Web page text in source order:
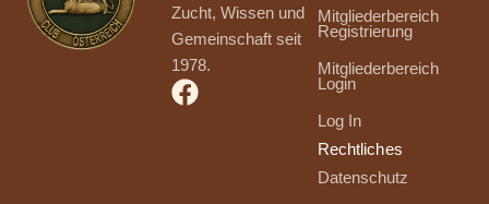
Zucht, Wissen und
Gemeinschaft seit
1978.
Mitgliederbereich
Registrierung
Mitgliederbereich
Login
Log In
Rechtliches
Datenschutz